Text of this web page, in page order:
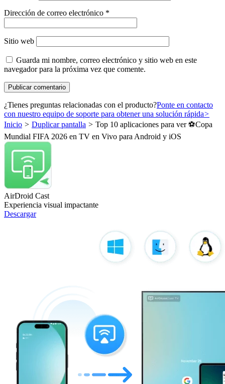
Dirección de correo electrónico *
Sitio web
Guarda mi nombre, correo electrónico y sitio web en este
navegador para la próxima vez que comente.
¿Tienes preguntas relacionadas con el producto?Ponte en contacto
con nuestro equipo de soporte para obtener una solución rápida>
Inicio > Duplicar pantalla > Top 10 aplicaciones para ver ⚽Copa
Mundial FIFA 2026 en TV en Vivo para Android y iOS
AirDroid Cast
Experiencia visual impactante
Descargar